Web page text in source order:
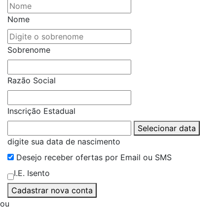
Nome
Sobrenome
Razão Social
Inscrição Estadual
Selecionar data
digite sua data de nascimento
Desejo receber ofertas por Email ou SMS
I.E. Isento
Cadastrar nova conta
ou